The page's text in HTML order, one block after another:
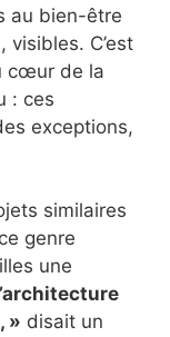
au bien-être
C’est
cœur de la
: ces
exceptions,
similaires
genre
une
» disait un